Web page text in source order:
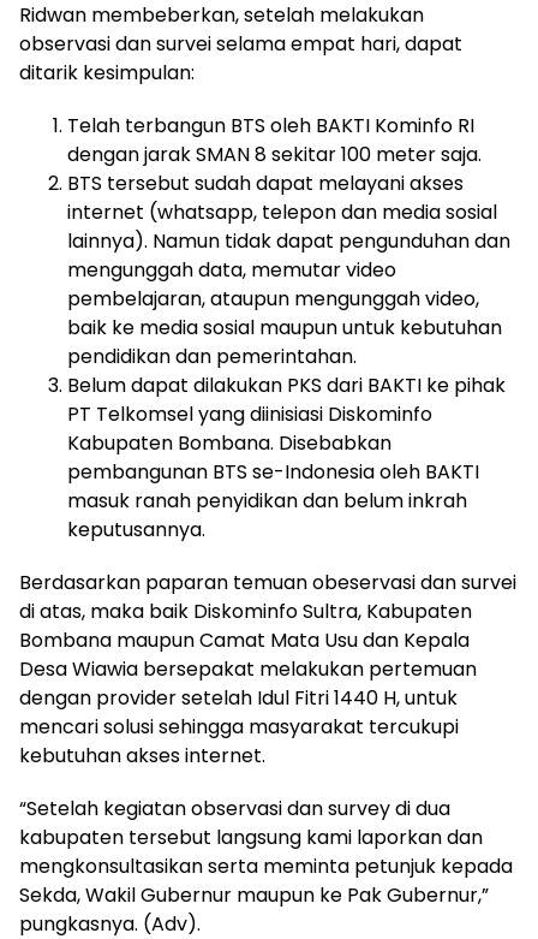
Ridwan membeberkan, setelah melakukan
observasi dan survei selama empat hari, dapat
ditarik kesimpulan:
Telah terbangun BTS oleh BAKTI Kominfo RI
dengan jarak SMAN 8 sekitar 100 meter saja.
BTS tersebut sudah dapat melayani akses
internet (whatsapp, telepon dan media sosial
lainnya). Namun tidak dapat pengunduhan dan
mengunggah data, memutar video
pembelajaran, ataupun mengunggah video,
baik ke media sosial maupun untuk kebutuhan
pendidikan dan pemerintahan.
Belum dapat dilakukan PKS dari BAKTI ke pihak
PT Telkomsel yang diinisiasi Diskominfo
Kabupaten Bombana. Disebabkan
pembangunan BTS se-Indonesia oleh BAKTI
masuk ranah penyidikan dan belum inkrah
keputusannya.
Berdasarkan paparan temuan obeservasi dan survei
di atas, maka baik Diskominfo Sultra, Kabupaten
Bombana maupun Camat Mata Usu dan Kepala
Desa Wiawia bersepakat melakukan pertemuan
dengan provider setelah Idul Fitri 1440 H, untuk
mencari solusi sehingga masyarakat tercukupi
kebutuhan akses internet.
“Setelah kegiatan observasi dan survey di dua
kabupaten tersebut langsung kami laporkan dan
mengkonsultasikan serta meminta petunjuk kepada
Sekda, Wakil Gubernur maupun ke Pak Gubernur,”
pungkasnya. (Adv).